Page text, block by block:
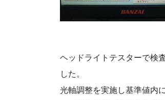
ヘッドライトテスターで検
した。
光軸調整を実施し基準値内